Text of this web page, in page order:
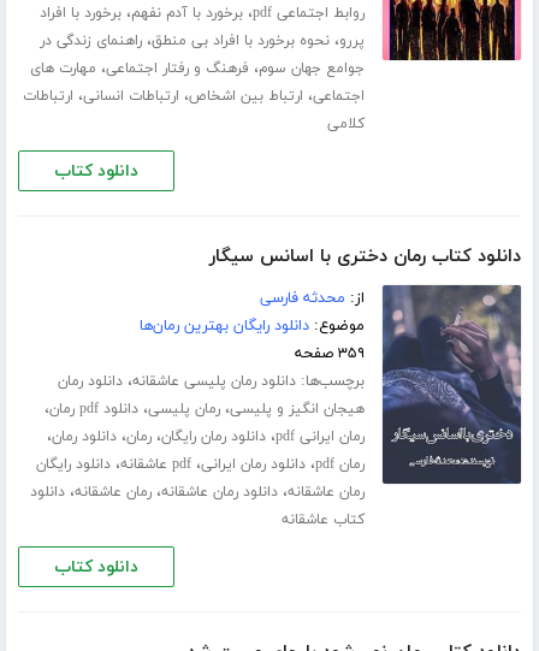
روابط اجتماعی pdf ،برخورد با آدم نفهم،برخورد با افراد
پررو،نحوه برخورد با افراد بی منطق،راهنمای زندگی در
جوامع جهان سوم، فرهنگ و رفتار اجتماعی، مهارت های
اجتماعی، ارتباط بین اشخاص، ارتباطات انسانی، ارتباطات
کلامی
دانلود کتاب
دانلود کتاب رمان دختری با اسانس سیگار
از: محدثه فارسی
موضوع:دانلود رایگان بهترین رمان‌ها
۳۵۹ صفحه
برچسب‌ها:دانلود رمان پلیسی عاشقانه،دانلود رمان
هیجان انگیز و پلیسی،رمان پلیسی،دانلود pdf رمان ،
رمان ایرانی pdf ،دانلود رمان رایگان،رمان،دانلود رمان،
رمان pdf ،دانلود رمان ایرانی،pdf عاشقانه ،دانلود رایگان
رمان عاشقانه،دانلود رمان عاشقانه،رمان عاشقانه،دانلود
کتاب عاشقانه
دانلود کتاب